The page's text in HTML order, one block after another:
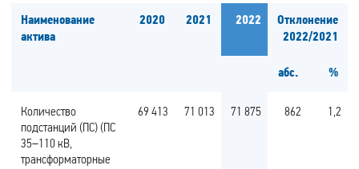
Наименование
актива
2020 2021 2022
Отклонение
2022/2021
абс. %
Количество
подстанций (ПС) (ПС
35–110 кВ,
трансформаторные
69 413 71 013 71 875 862 1,2